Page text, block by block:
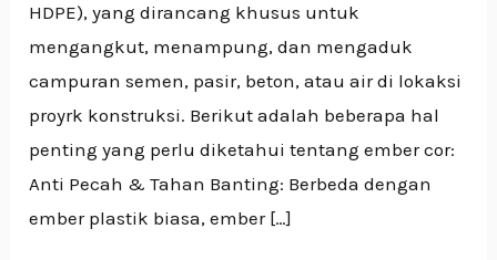
HDPE), yang dirancang khusus untuk
mengangkut, menampung, dan mengaduk
campuran semen, pasir, beton, atau air di lokaksi
proyrk konstruksi. Berikut adalah beberapa hal
penting yang perlu diketahui tentang ember cor:
Anti Pecah & Tahan Banting: Berbeda dengan
ember plastik biasa, ember […]